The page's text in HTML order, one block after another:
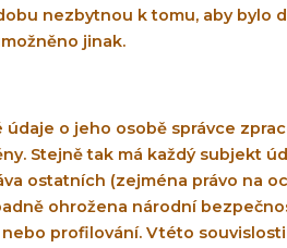
nezbytnou k tomu, aby bylo
jinak.
o jeho osobě správce
Stejně tak má každý subjekt
ostatních (zejména právo na
ohrožena národní
profilování. V této